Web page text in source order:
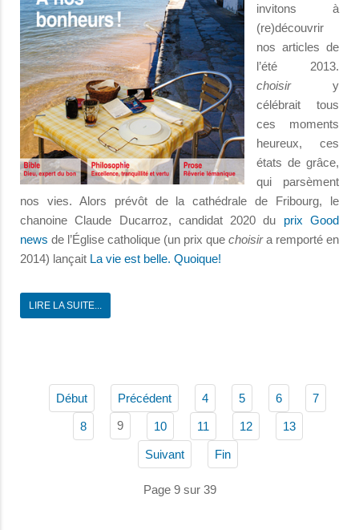
invitons à
(re)découvrir
nos articles de
l’été 2013.
choisiry
célébrait tous
ces moments
heureux, ces
états de grâce,
qui parsèment
nos vies. Alors prévôt de la cathédrale de Fribourg, le
chanoine Claude Ducarroz, candidat 2020 du prix Good
news de l’Église catholique (un prix que choisira remporté en
2014) lançait La vie est belle. Quoique!
LIRE LA SUITE...
Début Précédent 4 5 6 7
8 9 10 11 12 13
Suivant Fin
Page 9 sur 39